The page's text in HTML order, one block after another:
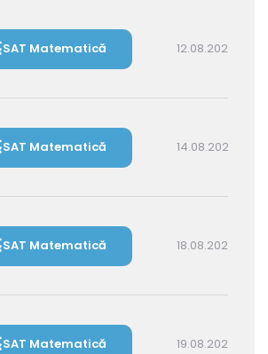
SAT Matematică 12.08.2026 14:30
SAT Matematică 14.08.2026 16:00
SAT Matematică 18.08.2026 16:00
SAT Matematică 19.08.2026 14:30